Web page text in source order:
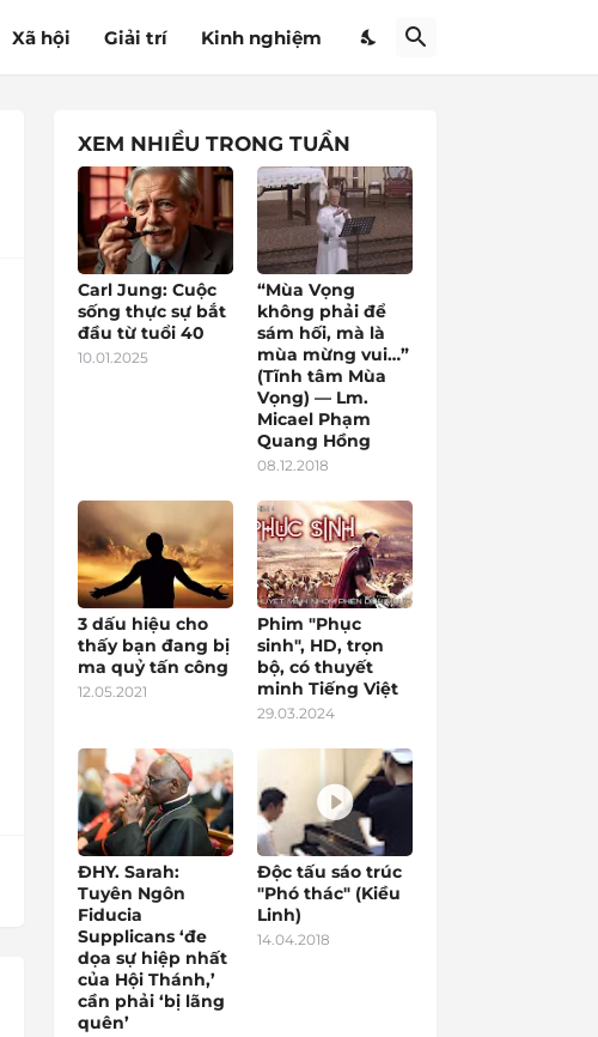
Xã hội Giải trí Kinh nghiệm
XEM NHIỀU TRONG TUẦN
Carl Jung: Cuộc
sống thực sự bắt
đầu từ tuổi 40
10.01.2025
“Mùa Vọng
không phải để
sám hối, mà là
mùa mừng vui…”
(Tĩnh tâm Mùa
Vọng) — Lm.
Micael Phạm
Quang Hồng
08.12.2018
3 dấu hiệu cho
thấy bạn đang bị
ma quỷ tấn công
12.05.2021
Phim "Phục
sinh", HD, trọn
bộ, có thuyết
minh Tiếng Việt
29.03.2024
ĐHY. Sarah:
Tuyên Ngôn
Fiducia
Supplicans ‘đe
dọa sự hiệp nhất
của Hội Thánh,’
cần phải ‘bị lãng
quên’
Độc tấu sáo trúc
"Phó thác" (Kiều
Linh)
14.04.2018